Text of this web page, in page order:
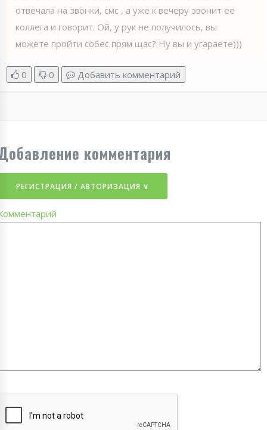
отвечала на звонки, смс , а уже к вечеру звонит ее
коллега и говорит. Ой, у рук не получилось, вы
можете пройти собес прям щас? Ну вы и угараете)))
0 0 Добавить комментарий
комментария
РЕГИСТРАЦИЯ / АВТОРИЗАЦИЯ ∨